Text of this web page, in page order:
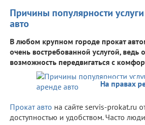
Причины популярности
авто
В любом крупном городе прокат
очень востребованной услугой, ведь
возможность передвигаться с
На правах
Прокат авто на сайте servis-prokat.ru
доступностью и удобством. Часто